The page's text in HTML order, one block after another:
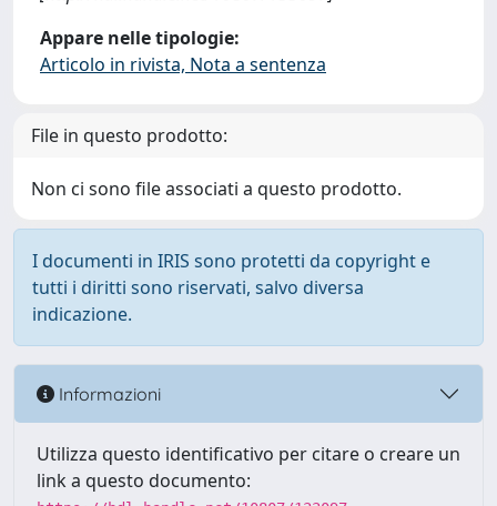
Appare nelle tipologie:
Articolo in rivista, Nota a sentenza
File in questo prodotto:
Non ci sono file associati a questo prodotto.
I documenti in IRIS sono protetti da copyright e
tutti i diritti sono riservati, salvo diversa
indicazione.
Informazioni
Utilizza questo identificativo per citare o creare un
link a questo documento: